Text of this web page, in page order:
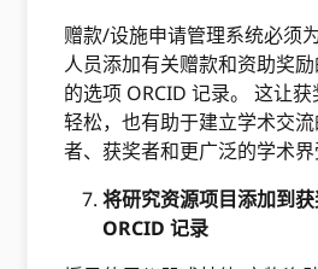
赠款/设施申请管理系统必须
人员添加有关赠款和资助奖
的选项 ORCID 记录。 这让
轻松，也有助于建立学术交
者、获奖者和更广泛的学术界
将研究资源项目添加到
ORCID 记录